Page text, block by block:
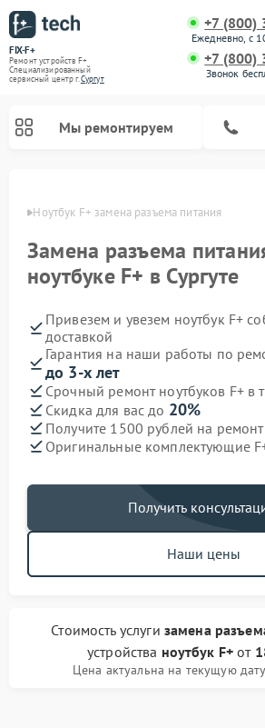
FIX-F+
Ремонт устройств F+
Специализированный
cервисный центр г.Сургут
+7 (800)
Ежедневно, с
+7 (800)
Звонок
Мы ремонтируем
Ноутбук F+ замена разъема питания
Замена разъема
ноутбуке F+ в Сургуте
Привезем и увезем ноутбук F+
доставкой
Гарантия на наши работы по
до 3-х лет
Срочный ремонт ноутбуков F+ в
Скидка для вас до 20%
Получите 1500 рублей на ремонт
Оригинальные комплектующие
Получить
Наши цены
Стоимость услуги замена
устройства ноутбук F+ от
Цена актуальна на текущую